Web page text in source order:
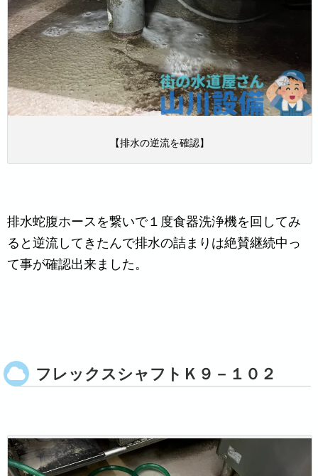
【排水の逆流を確認】
排水蛇腹ホースを繋いで１度食器洗浄機を回してみ
ると逆流してきたんで排水の詰まりは絶賛継続中っ
て事が確認出来ました。
フレックスシャフトＫ９－１０２